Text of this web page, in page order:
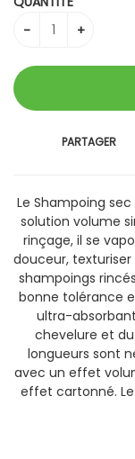
PARTAGER
Le Shampoing
solution volume
rinçage, il se
douceur,
shampoings
bonne tolérance
ultra-
chevelure et
longueurs sont
avec un effet
effet cartonné.